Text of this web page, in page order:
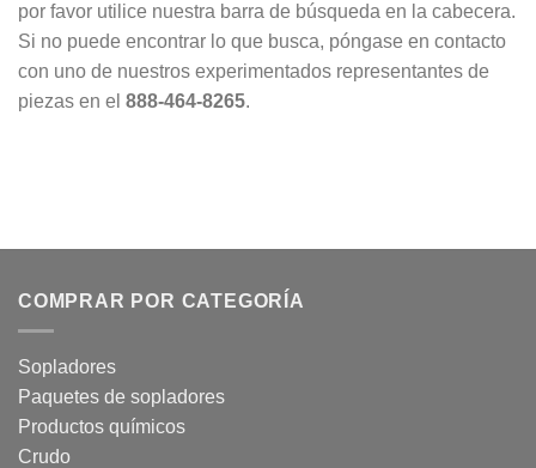
por favor utilice nuestra barra de búsqueda en la cabecera.
Si no puede encontrar lo que busca, póngase en contacto
con uno de nuestros experimentados representantes de
piezas en el 888-464-8265.
COMPRAR POR CATEGORÍA
Sopladores
Paquetes de sopladores
Productos químicos
Crudo